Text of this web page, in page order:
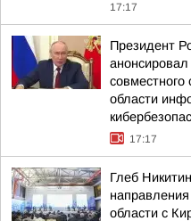
17:17
Президент
совместного
области
17:17
Глеб
области с